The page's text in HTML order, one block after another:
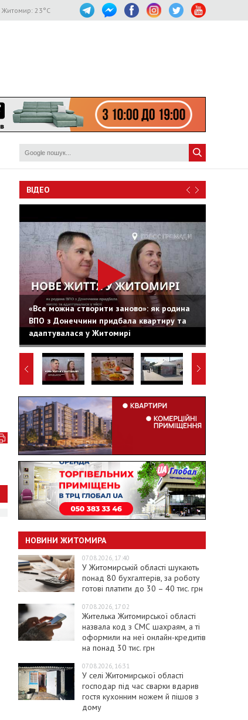
Житомир: 23°C
ВІДЕО
«Все можна створити заново»: як родина
ВПО з Донеччини придбала квартиру та
адаптувалася у Житомирі
НОВИНИ ЖИТОМИРА
07.08.2026, 17:40
У Житомирській області шукають
понад 80 бухгалтерів, за роботу
готові платити до 30 – 40 тис. грн
07.08.2026, 17:02
Жителька Житомирської області
назвала код з СМС шахраям, а ті
оформили на неї онлайн-кредитів
на понад 30 тис. грн
07.08.2026, 16:31
У селі Житомирської області
господар під час сварки вдарив
гостя кухонним ножем й пішов з
дому